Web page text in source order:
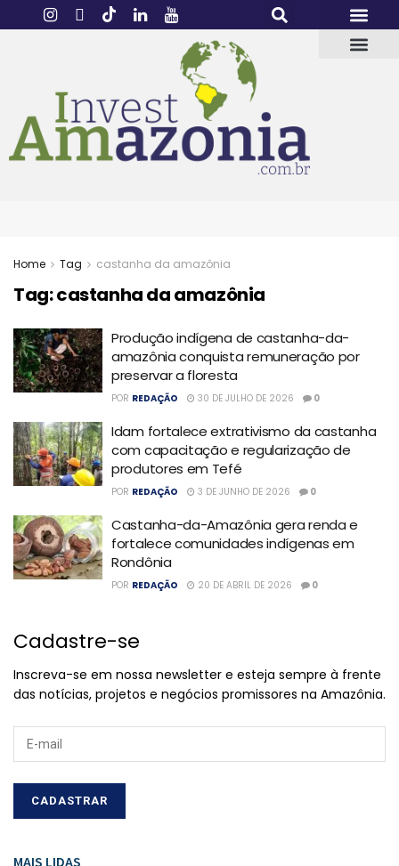
Home Tag castanha da amazônia
Tag:castanha da amazônia
Produção indígena de castanha-da-
amazônia conquista remuneração por
preservar a floresta
POR REDAÇÃO 30 DE JULHO DE 2026 0
Idam fortalece extrativismo da castanha
com capacitação e regularização de
produtores em Tefé
POR REDAÇÃO 3 DE JUNHO DE 2026 0
Castanha-da-Amazônia gera renda e
fortalece comunidades indígenas em
Rondônia
POR REDAÇÃO 20 DE ABRIL DE 2026 0
Cadastre-se
Inscreva-se em nossa newsletter e esteja sempre à frente
das notícias, projetos e negócios promissores na Amazônia.
MAIS LIDAS